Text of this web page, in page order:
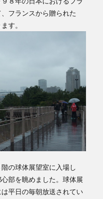
フランスから贈られた
す。
の球体展望室に入場し
部を眺めました。球体展
平日の毎朝放送されてい